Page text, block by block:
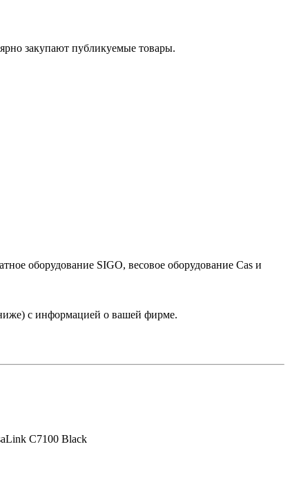
закупают публикуемые товары.
оборудование SIGO, весовое оборудование Cas и
с информацией о вашей фирме.
C7100 Black